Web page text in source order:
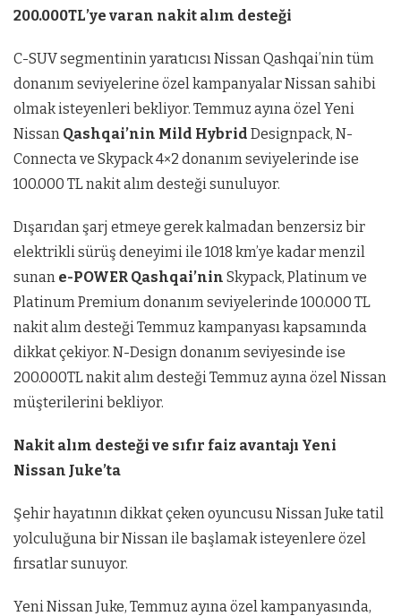
200.000TL’ye varan nakit alım desteği
C-SUV segmentinin yaratıcısı Nissan Qashqai’nin tüm
donanım seviyelerine özel kampanyalar Nissan sahibi
olmak isteyenleri bekliyor. Temmuz ayına özel Yeni
Nissan Qashqai’nin Mild Hybrid Designpack, N-
Connecta ve Skypack 4×2 donanım seviyelerinde ise
100.000 TL nakit alım desteği sunuluyor.
Dışarıdan şarj etmeye gerek kalmadan benzersiz bir
elektrikli sürüş deneyimi ile 1018 km’ye kadar menzil
sunan e-POWER Qashqai’nin Skypack, Platinum ve
Platinum Premium donanım seviyelerinde 100.000 TL
nakit alım desteği Temmuz kampanyası kapsamında
dikkat çekiyor. N-Design donanım seviyesinde ise
200.000TL nakit alım desteği Temmuz ayına özel Nissan
müşterilerini bekliyor.
Nakit alım desteği ve sıfır faiz avantajı Yeni
Nissan Juke’ta
Şehir hayatının dikkat çeken oyuncusu Nissan Juke tatil
yolculuğuna bir Nissan ile başlamak isteyenlere özel
fırsatlar sunuyor.
Yeni Nissan Juke, Temmuz ayına özel kampanyasında,